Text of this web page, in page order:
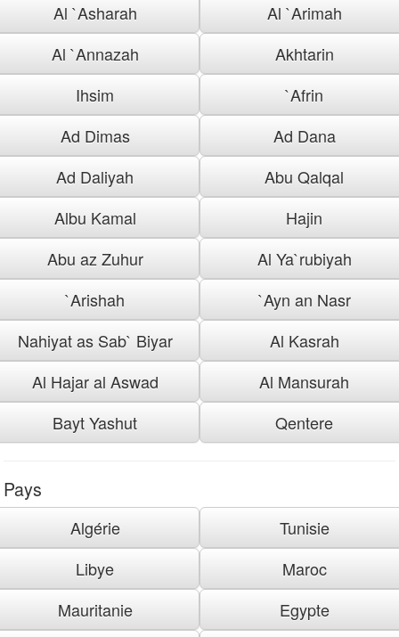
Al `Asharah
Al `Arimah
Al `Annazah
Akhtarin
Ihsim
`Afrin
Ad Dimas
Ad Dana
Ad Daliyah
Abu Qalqal
Albu Kamal
Hajin
Abu az Zuhur
Al Ya`rubiyah
`Arishah
`Ayn an Nasr
Nahiyat as Sab` Biyar
Al Kasrah
Al Hajar al Aswad
Al Mansurah
Bayt Yashut
Qentere
Pays
Algérie
Tunisie
Libye
Maroc
Mauritanie
Egypte